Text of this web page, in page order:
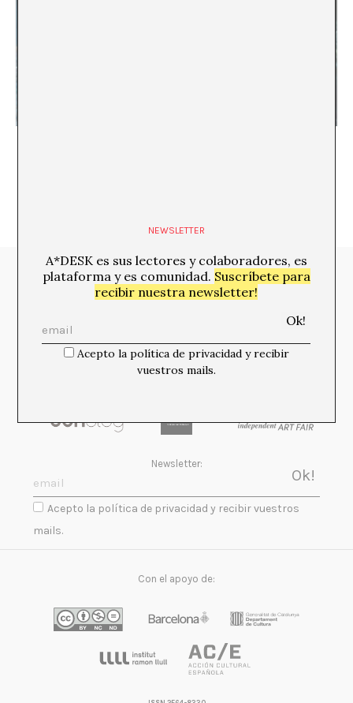
Media Partners:
Newsletter:
Acepto la política de privacidad y recibir vuestros
mails.
Con el apoyo de:
NEWSLETTER
A*DESK es sus lectores y colaboradores, es
plataforma y es comunidad. Suscríbete para
recibir nuestra newsletter!
Acepto la política de privacidad y recibir
vuestros mails.